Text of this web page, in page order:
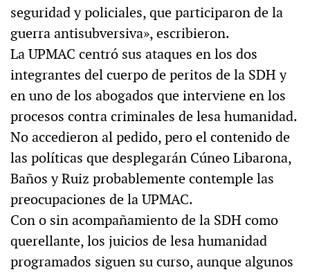
seguridad y policiales, que participaron de la
guerra antisubversiva», escribieron.
La UPMAC centró sus ataques en los dos
integrantes del cuerpo de peritos de la SDH y
en uno de los abogados que interviene en los
procesos contra criminales de lesa humanidad.
No accedieron al pedido, pero el contenido de
las políticas que desplegarán Cúneo Libarona,
Baños y Ruiz probablemente contemple las
preocupaciones de la UPMAC.
Con o sin acompañamiento de la SDH como
querellante, los juicios de lesa humanidad
programados siguen su curso, aunque algunos